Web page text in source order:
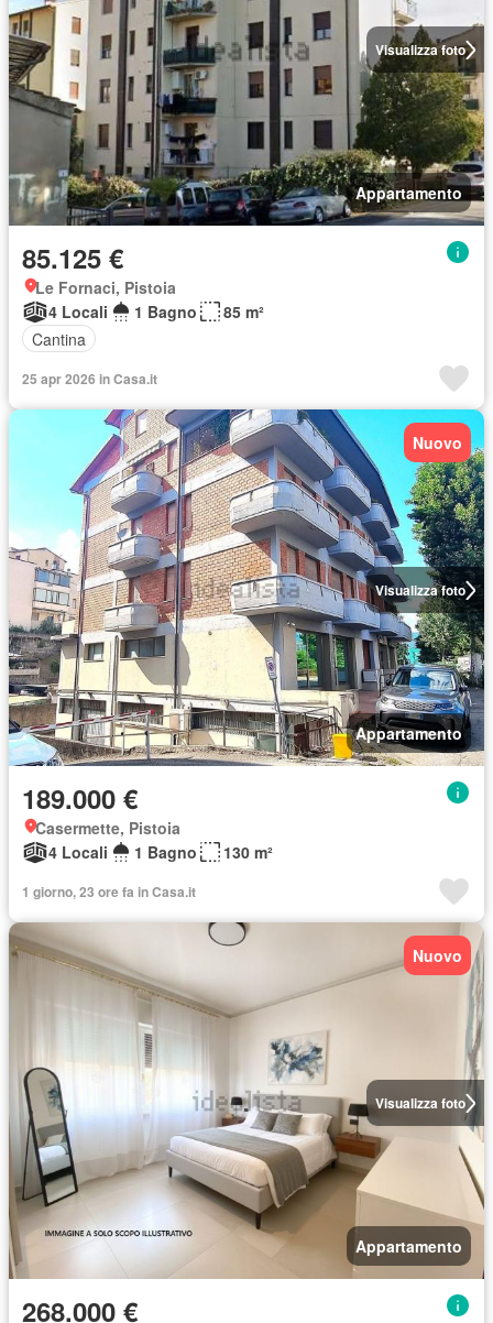
Visualizza foto
Appartamento
85.125 €
Le Fornaci, Pistoia
4 Locali
1 Bagno
85 m²
Cantina
25 apr 2026 in Casa.it
Visualizza foto
Nuovo
Appartamento
189.000 €
Casermette, Pistoia
4 Locali
1 Bagno 130 m²
1 giorno, 23 ore fa in Casa.it
Visualizza foto
Nuovo
Appartamento
268.000 €